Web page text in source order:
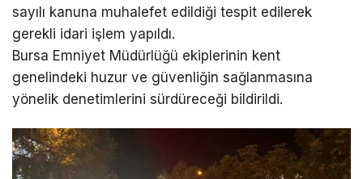
sayılı kanuna muhalefet edildiği tespit edilerek
gerekli idari işlem yapıldı.
Bursa Emniyet Müdürlüğü ekiplerinin kent
genelindeki huzur ve güvenliğin sağlanmasına
yönelik denetimlerini sürdüreceği bildirildi.